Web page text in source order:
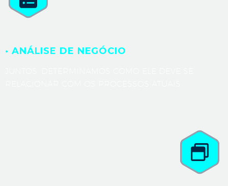
· ANÁLISE DE NEGÓCIO